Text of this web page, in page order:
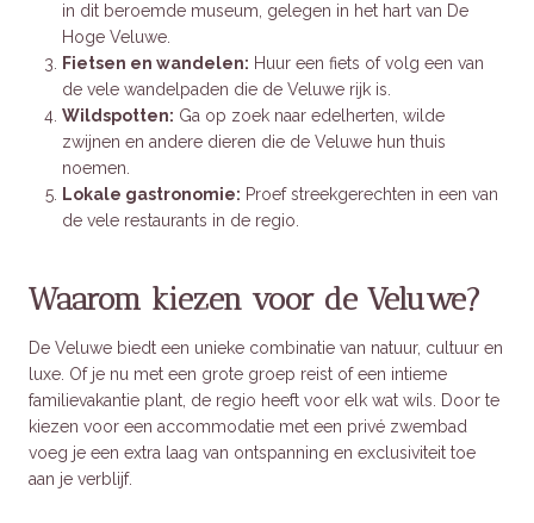
in dit beroemde museum, gelegen in het hart van De
Hoge Veluwe.
Fietsen en wandelen: Huur een fiets of volg een van
de vele wandelpaden die de Veluwe rijk is.
Wildspotten: Ga op zoek naar edelherten, wilde
zwijnen en andere dieren die de Veluwe hun thuis
noemen.
Lokale gastronomie: Proef streekgerechten in een van
de vele restaurants in de regio.
Waarom kiezen voor de Veluwe?
De Veluwe biedt een unieke combinatie van natuur, cultuur en
luxe. Of je nu met een grote groep reist of een intieme
familievakantie plant, de regio heeft voor elk wat wils. Door te
kiezen voor een accommodatie met een privé zwembad
voeg je een extra laag van ontspanning en exclusiviteit toe
aan je verblijf.